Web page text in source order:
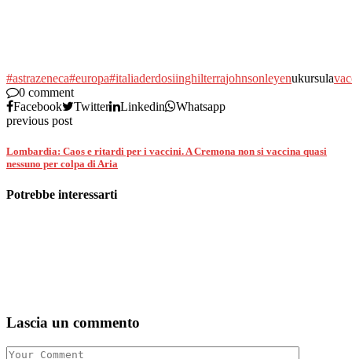
#astrazeneca#europa#italiaderdosiinghilterrajohnsonleyenukursula
0 comment
Facebook
Twitter Linkedin
Whatsapp
previous post
Lombardia: Caos e ritardi per i vaccini. A Cremona non si vaccina quasi
nessuno per colpa di Aria
Potrebbe interessarti
Lascia un commento